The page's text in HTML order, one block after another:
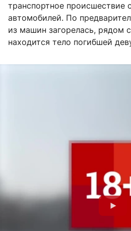
транспортное происшествие
автомобилей. По
из машин загорелась, рядом
находится тело погибшей